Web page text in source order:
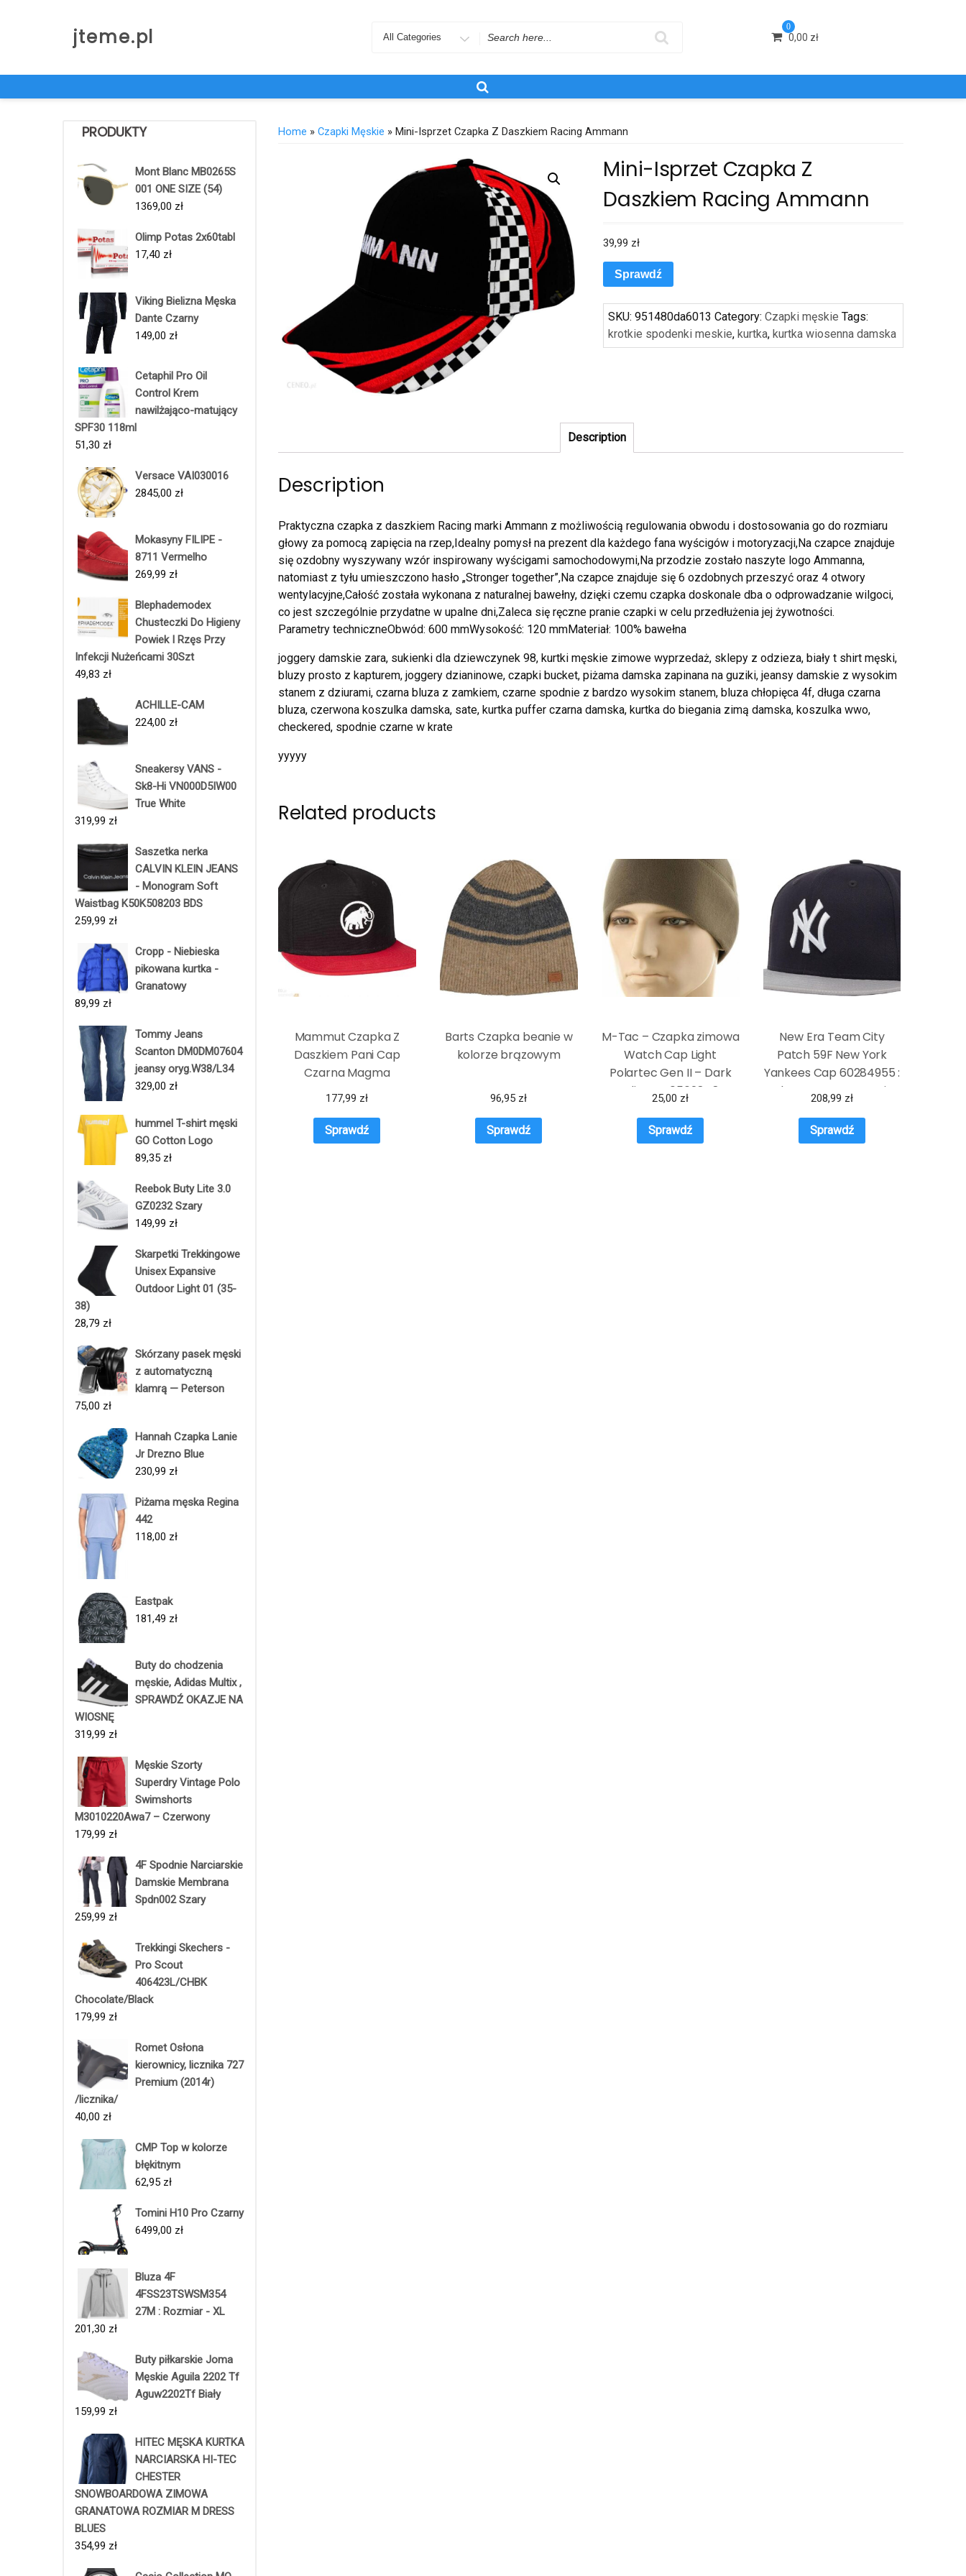
jteme.pl
Search
0
0,00 zł
PRODUKTY
Mont Blanc MB0265S
001 ONE SIZE (54)
1369,00 zł
Olimp Potas 2x60tabl
17,40 zł
Viking Bielizna Męska
Dante Czarny
149,00 zł
Cetaphil Pro Oil
Control Krem
nawilżająco-matujący
SPF30 118ml
51,30 zł
Versace VAI030016
2845,00 zł
Mokasyny FILIPE -
8711 Vermelho
269,99 zł
Blephademodex
Chusteczki Do Higieny
Powiek I Rzęs Przy
Infekcji Nużeńcami 30Szt
49,83 zł
ACHILLE-CAM
224,00 zł
Sneakersy VANS -
Sk8-Hi VN000D5IW00
True White
319,99 zł
Saszetka nerka
CALVIN KLEIN JEANS
- Monogram Soft
Waistbag K50K508203 BDS
259,99 zł
Cropp - Niebieska
pikowana kurtka -
Granatowy
89,99 zł
Tommy Jeans
Scanton DM0DM07604
jeansy oryg.W38/L34
329,00 zł
hummel T-shirt męski
GO Cotton Logo
89,35 zł
Reebok Buty Lite 3.0
GZ0232 Szary
149,99 zł
Skarpetki Trekkingowe
Unisex Expansive
Outdoor Light 01 (35-
38)
28,79 zł
Skórzany pasek męski
z automatyczną
klamrą — Peterson
75,00 zł
Hannah Czapka Lanie
Jr Drezno Blue
230,99 zł
Piżama męska Regina
442
118,00 zł
Eastpak
181,49 zł
Buty do chodzenia
męskie, Adidas Multix ,
SPRAWDŹ OKAZJE NA
WIOSNĘ
319,99 zł
Męskie Szorty
Superdry Vintage Polo
Swimshorts
M3010220Awa7 – Czerwony
179,99 zł
4F Spodnie Narciarskie
Damskie Membrana
Spdn002 Szary
259,99 zł
Trekkingi Skechers -
Pro Scout
406423L/CHBK
Chocolate/Black
179,99 zł
Romet Osłona
kierownicy, licznika 727
Premium (2014r)
/licznika/
40,00 zł
CMP Top w kolorze
błękitnym
62,95 zł
Tomini H10 Pro Czarny
6499,00 zł
Bluza 4F
4FSS23TSWSM354
27M : Rozmiar - XL
201,30 zł
Buty piłkarskie Joma
Męskie Aguila 2202 Tf
Aguw2202Tf Biały
159,99 zł
HITEC MĘSKA KURTKA
NARCIARSKA HI-TEC
CHESTER
SNOWBOARDOWA ZIMOWA
GRANATOWA ROZMIAR M DRESS
BLUES
354,99 zł
Home » Czapki Męskie » Mini-Isprzet Czapka Z Daszkiem Racing Ammann
Mini-Isprzet Czapka Z
Daszkiem Racing Ammann
39,99 zł
Sprawdź
SKU:951480da6013 Category:Czapki męskie Tags:
krotkie spodenki meskie,kurtka,kurtka wiosenna damska
Description
Description
Praktyczna czapka z daszkiem Racing marki Ammann z możliwością regulowania obwodu i dostosowania go do rozmiaru
głowy za pomocą zapięcia na rzep,Idealny pomysł na prezent dla każdego fana wyścigów i motoryzacji,Na czapce znajduje
się ozdobny wyszywany wzór inspirowany wyścigami samochodowymi,Na przodzie zostało naszyte logo Ammanna,
natomiast z tyłu umieszczono hasło „Stronger together”,Na czapce znajduje się 6 ozdobnych przeszyć oraz 4 otwory
wentylacyjne,Całość została wykonana z naturalnej bawełny, dzięki czemu czapka doskonale dba o odprowadzanie wilgoci,
co jest szczególnie przydatne w upalne dni,Zaleca się ręczne pranie czapki w celu przedłużenia jej żywotności.
Parametry techniczneObwód: 600 mmWysokość: 120 mmMateriał: 100% bawełna
joggery damskie zara, sukienki dla dziewczynek 98, kurtki męskie zimowe wyprzedaż, sklepy z odzieza, biały t shirt męski,
bluzy prosto z kapturem, joggery dzianinowe, czapki bucket, piżama damska zapinana na guziki, jeansy damskie z wysokim
stanem z dziurami, czarna bluza z zamkiem, czarne spodnie z bardzo wysokim stanem, bluza chłopięca 4f, długa czarna
bluza, czerwona koszulka damska, sate, kurtka puffer czarna damska, kurtka do biegania zimą damska, koszulka wwo,
checkered, spodnie czarne w krate
yyyyy
Related products
Mammut Czapka Z
Daszkiem Pani Cap
Czarna Magma
177,99 zł
Sprawdź
Barts Czapka beanie w
kolorze brązowym
96,95 zł
Sprawdź
M-Tac – Czapka zimowa
Watch Cap Light
Polartec Gen II – Dark
Olive – 40562848
25,00 zł
Sprawdź
New Era Team City
Patch 59F New York
Yankees Cap 60284955 :
Kolor – Czarne, Rozmiar
– 7 1/4
208,99 zł
Sprawdź